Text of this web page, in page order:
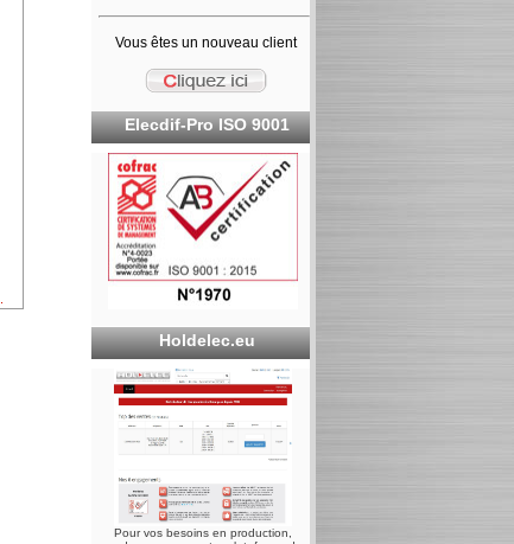
Vous êtes un nouveau client
Elecdif-Pro ISO 9001
Holdelec.eu
Pour vos besoins en production,